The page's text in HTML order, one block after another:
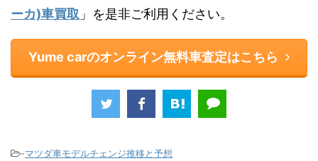
ーカ)車買取 」を是非ご利用ください。
Yume carのオンライン無料車査定はこちら
-マツダ車モデルチェンジ推移と予想